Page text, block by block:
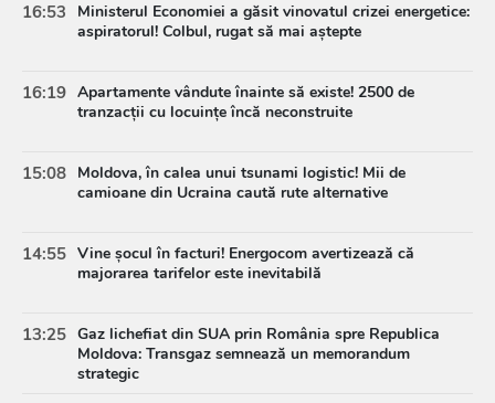
16:53
Ministerul Economiei a găsit vinovatul crizei energetice:
aspiratorul! Colbul, rugat să mai aștepte
16:19 Apartamente vândute înainte să existe! 2500 de
tranzacții cu locuințe încă neconstruite
15:08 Moldova, în calea unui tsunami logistic! Mii de
camioane din Ucraina caută rute alternative
14:55 Vine șocul în facturi! Energocom avertizează că
majorarea tarifelor este inevitabilă
13:25 Gaz lichefiat din SUA prin România spre Republica
Moldova: Transgaz semnează un memorandum
strategic